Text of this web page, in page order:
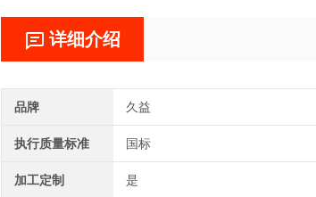
详细介绍
品牌 久益
执行质量标准 国标
加工定制 是